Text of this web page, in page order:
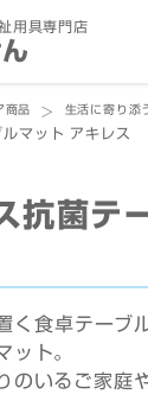
用具専門店
商品 > 生活に寄り添
マット アキレス
抗菌テ
く食卓テーブ
ット。
のいるご家庭